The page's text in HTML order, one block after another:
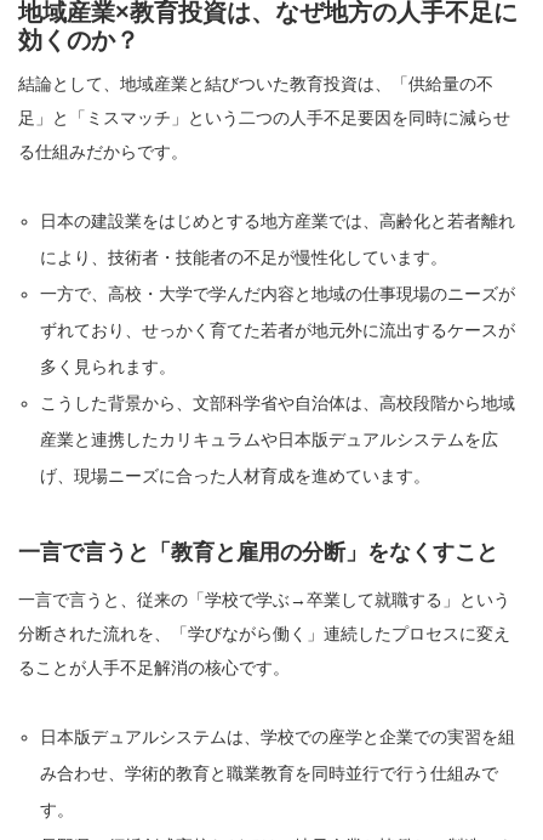
地域産業×教育投資は、なぜ地方の人手不足に
効くのか？
結論として、地域産業と結びついた教育投資は、「供給量の不
足」と「ミスマッチ」という二つの人手不足要因を同時に減らせ
る仕組みだからです。
日本の建設業をはじめとする地方産業では、高齢化と若者離れ
により、技術者・技能者の不足が慢性化しています。
一方で、高校・大学で学んだ内容と地域の仕事現場のニーズが
ずれており、せっかく育てた若者が地元外に流出するケースが
多く見られます。
こうした背景から、文部科学省や自治体は、高校段階から地域
産業と連携したカリキュラムや日本版デュアルシステムを広
げ、現場ニーズに合った人材育成を進めています。
一言で言うと「教育と雇用の分断」をなくすこと
一言で言うと、従来の「学校で学ぶ→卒業して就職する」という
分断された流れを、「学びながら働く」連続したプロセスに変え
ることが人手不足解消の核心です。
日本版デュアルシステムは、学校での座学と企業での実習を組
み合わせ、学術的教育と職業教育を同時並行で行う仕組みで
す。